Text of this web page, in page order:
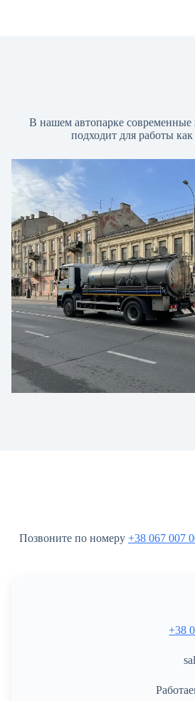
В нашем автопарке современные
подходит для работы
Позвоните по номеру +38 067 007
+38